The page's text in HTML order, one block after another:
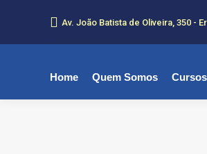
Av. João Batista de Oliveira, 350 -
Home Quem Somos Cursos